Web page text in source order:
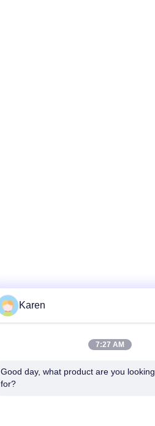
Karen
7:27 AM
Good day, what product are you looking
for?